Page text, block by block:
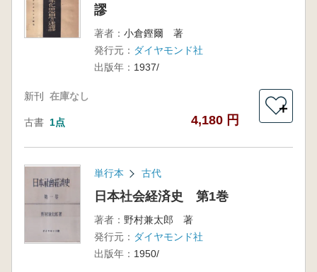
謬
著者： 小倉鏗爾 著
発行元： ダイヤモンド社
出版年： 1937/
新刊 在庫なし
古書 1点 4,180 円
＋
単行本 古代
日本社会経済史 第1巻
著者： 野村兼太郎 著
発行元： ダイヤモンド社
出版年： 1950/